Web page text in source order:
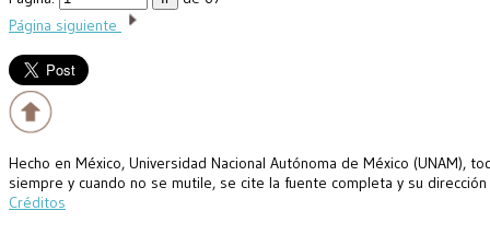
Página siguiente
Hecho en México, Universidad Nacional Autónoma de México
siempre y cuando no se mutile, se cite la fuente completa y su
Créditos